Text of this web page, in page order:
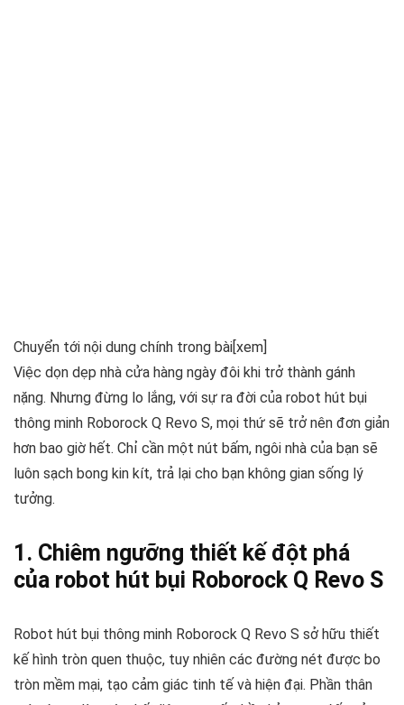
Chuyển tới nội dung chính trong bài[xem]
Việc dọn dẹp nhà cửa hàng ngày đôi khi trở thành gánh
nặng. Nhưng đừng lo lắng, với sự ra đời của robot hút bụi
thông minh Roborock Q Revo S, mọi thứ sẽ trở nên đơn giản
hơn bao giờ hết. Chỉ cần một nút bấm, ngôi nhà của bạn sẽ
luôn sạch bong kin kít, trả lại cho bạn không gian sống lý
tưởng.
1. Chiêm ngưỡng thiết kế đột phá
của robot hút bụi Roborock Q Revo S
Robot hút bụi thông minh Roborock Q Revo S sở hữu thiết
kế hình tròn quen thuộc, tuy nhiên các đường nét được bo
tròn mềm mại, tạo cảm giác tinh tế và hiện đại. Phần thân